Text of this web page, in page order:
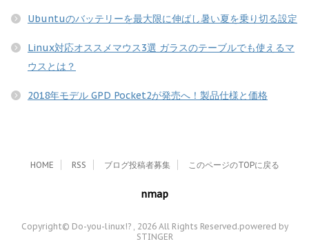
Ubuntuのバッテリーを最大限に伸ばし暑い夏を乗り切る設定
Linux対応オススメマウス3選 ガラスのテーブルでも使えるマ
ウスとは？
2018年モデル GPD Pocket2が発売へ！製品仕様と価格
HOME RSS ブログ投稿者募集 このページのTOPに戻る
nmap
Copyright© Do-you-linux!? , 2026 All Rights Reserved.powered by
STINGER